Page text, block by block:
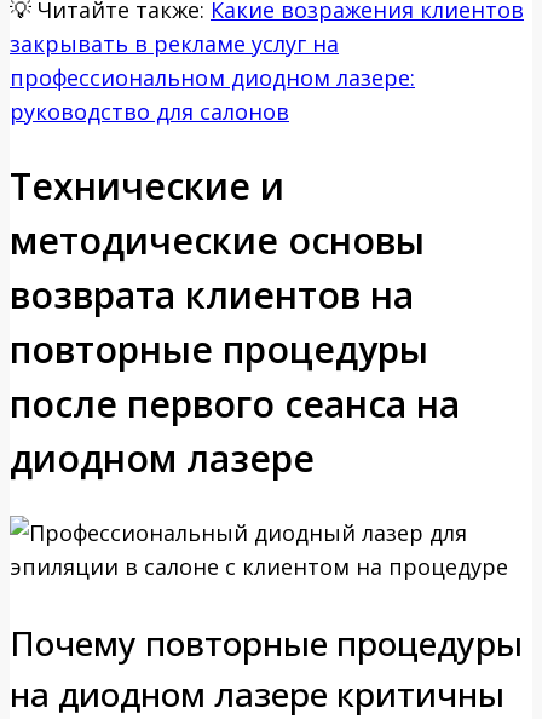
💡 Читайте также: Какие возражения клиентов
закрывать в рекламе услуг на
профессиональном диодном лазере:
руководство для салонов
Технические и
методические основы
возврата клиентов на
повторные процедуры
после первого сеанса на
диодном лазере
Почему повторные процедуры
на диодном лазере критичны